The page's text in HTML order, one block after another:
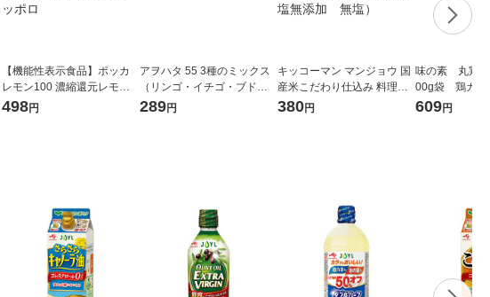
【機能性表示食品】ポッカ
レモン100 濃縮還元レモン
果汁100％ 450ml 1個 ポ
498円
アヲハタ 55 3種のミックス
（リンゴ・イチゴ・ブド
ウ）150g 1個
289円
キッコーマン マンジョウ 国
産米こだわり仕込み 料理の
清酒 500ml 1本 （国産米100
380円
味の素 丸鶏
00g袋 鶏ガ
プの素
609円